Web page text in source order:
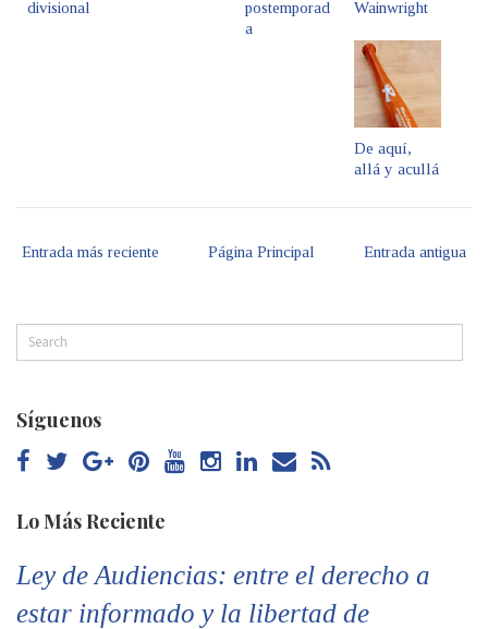
divisional
postemporad
a
Wainwright
De aquí,
allá y acullá
Entrada más reciente Entrada antigua
Página Principal
Síguenos
Lo Más Reciente
Ley de Audiencias: entre el derecho a
estar informado y la libertad de